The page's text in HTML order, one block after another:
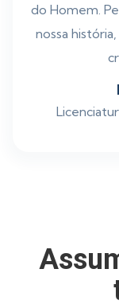
do Homem.
nossa